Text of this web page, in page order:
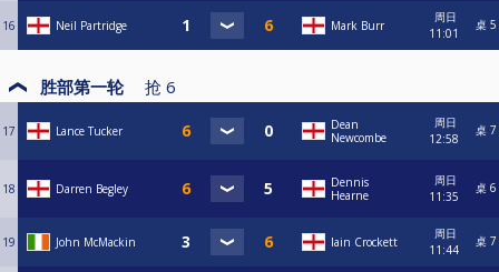
16 Neil Partridge Mark Burr
周日
11:01
桌 5
胜部第一轮 抢 6
17 Lance Tucker
Dean
Newcombe
周日
12:58
桌 7
18 Darren Begley
Dennis
Hearne
周日
11:35
桌 6
19 John McMackin Iain Crockett
周日
11:44
桌 7